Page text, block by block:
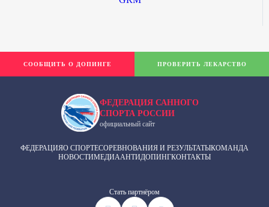
ФЕДЕРАЦИЯ САННОГО
СПОРТА РОССИИ
официальный сайт
ФЕДЕРАЦИЯО СПОРТЕСОРЕВНОВАНИЯ И РЕЗУЛЬТАТЫКОМАНДА
НОВОСТИМЕДИААНТИДОПИНГКОНТАКТЫ
Cтать партнёром
СООБЩИТЬ О ДОПИНГЕ ПРОВЕРИТЬ ЛЕКАРСТВО